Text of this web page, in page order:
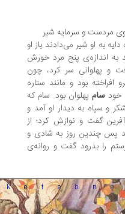
و سرمایه شیر
شیر می‌دادند باز او
پنج مرد خورش
سر کرد، چون
بود و مانند ستاره
پهلوان بود. سام که
به دیدار او آمد و
و نوازش کرد؛ از
روز به شادی و
گفت و روانه‌ی